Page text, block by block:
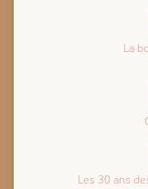
La
Les 30 ans